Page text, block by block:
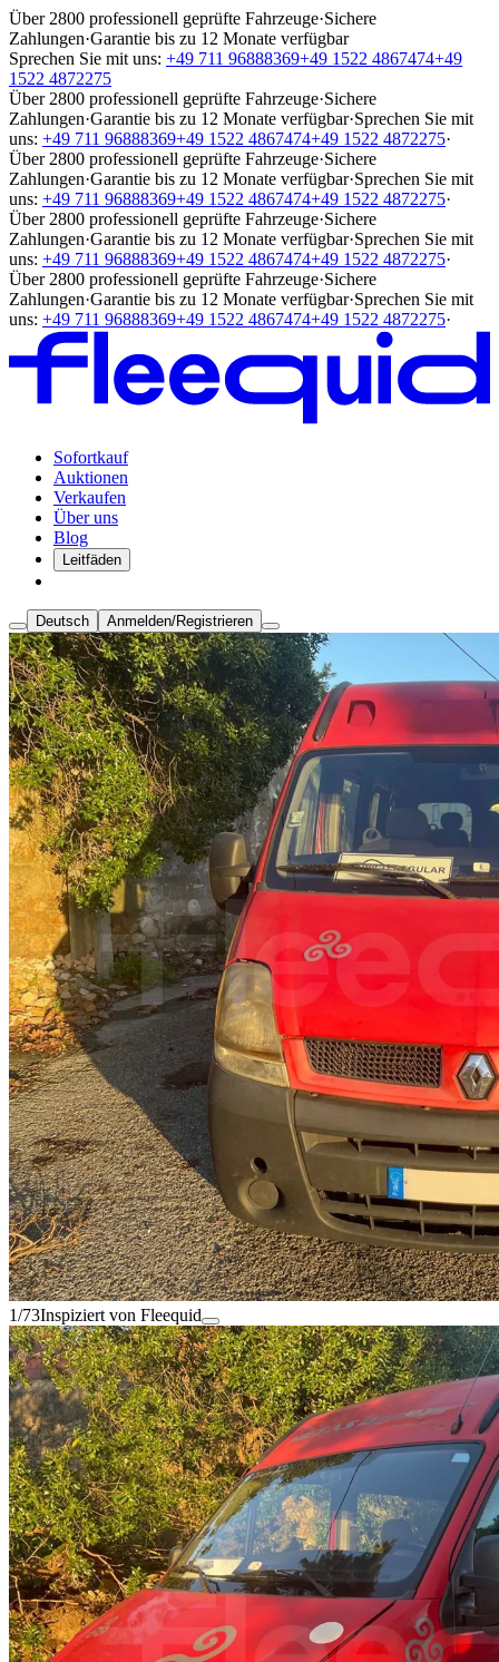
Über 2800 professionell geprüfte Fahrzeuge·Sichere
Zahlungen·Garantie bis zu 12 Monate verfügbar
Sprechen Sie mit uns: +49 711 96888369+49 1522 4867474+49
1522 4872275
Über 2800 professionell geprüfte Fahrzeuge·Sichere
Zahlungen·Garantie bis zu 12 Monate verfügbar·Sprechen Sie mit
uns: +49 711 96888369+49 1522 4867474+49 1522 4872275·
Über 2800 professionell geprüfte Fahrzeuge·Sichere
Zahlungen·Garantie bis zu 12 Monate verfügbar·Sprechen Sie mit
uns: +49 711 96888369+49 1522 4867474+49 1522 4872275·
Über 2800 professionell geprüfte Fahrzeuge·Sichere
Zahlungen·Garantie bis zu 12 Monate verfügbar·Sprechen Sie mit
uns: +49 711 96888369+49 1522 4867474+49 1522 4872275·
Über 2800 professionell geprüfte Fahrzeuge·Sichere
Zahlungen·Garantie bis zu 12 Monate verfügbar·Sprechen Sie mit
uns: +49 711 96888369+49 1522 4867474+49 1522 4872275·
Sofortkauf
Auktionen
Verkaufen
Über uns
Blog
Leitfäden
Deutsch Anmelden/Registrieren
1/73Inspiziert von Fleequid